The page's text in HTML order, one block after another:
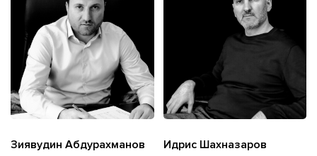
Зиявудин Абдурахманов Идрис Шахназаров